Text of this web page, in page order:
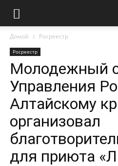
Домой Росреестр
Росреестр
Молодежный
Управления
Алтайскому
организовал
для приюта